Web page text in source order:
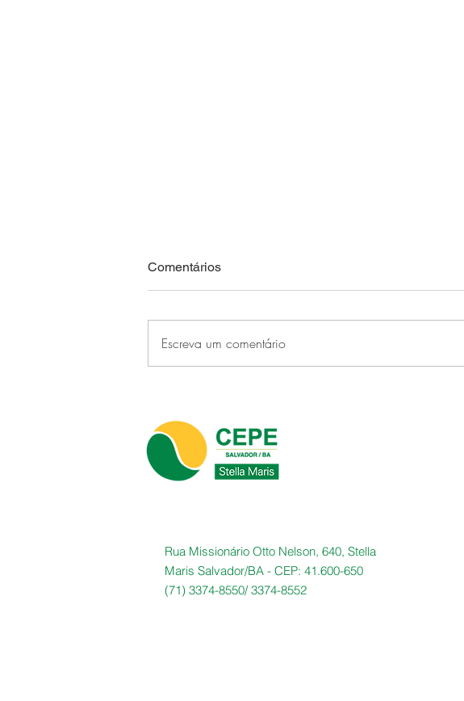
realizado em um clube no
Brasil
Comentários
Escreva um comentário
Rua Missionário Otto Nelson, 640, Stella
Maris Salvador/BA - CEP: 41.600-650
(71) 3374-8550/3374-8552